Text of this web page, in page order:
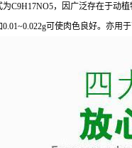
C9H17NO5，因广泛存在于动
可使肉色良好。亦